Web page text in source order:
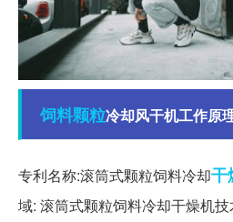
饲料颗粒冷却风干机工作原
专利名称:滚筒式颗粒饲料冷却干
域: 滚筒式颗粒饲料冷却干燥机